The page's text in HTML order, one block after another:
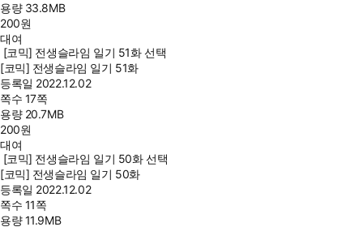
용량 33.8MB
200원
대여
[코믹] 전생슬라임 일기 51화 선택
[코믹] 전생슬라임 일기 51화
등록일 2022.12.02
쪽수 17쪽
용량 20.7MB
200원
대여
[코믹] 전생슬라임 일기 50화 선택
[코믹] 전생슬라임 일기 50화
등록일 2022.12.02
쪽수 11쪽
용량11.9MB